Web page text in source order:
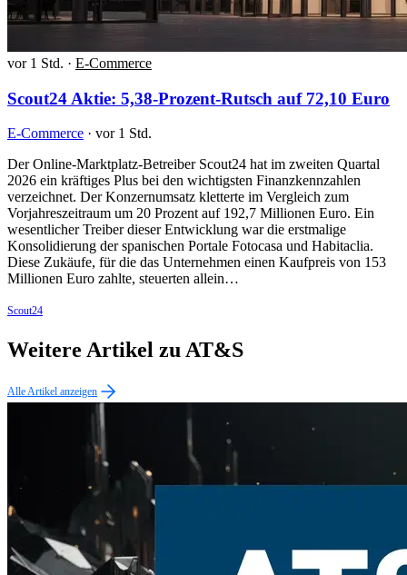
vor 1 Std. · E-Commerce
Scout24 Aktie: 5,38-Prozent-Rutsch auf 72,10 Euro
E-Commerce · vor 1 Std.
Der Online-Marktplatz-Betreiber Scout24 hat im zweiten Quartal
2026 ein kräftiges Plus bei den wichtigsten Finanzkennzahlen
verzeichnet. Der Konzernumsatz kletterte im Vergleich zum
Vorjahreszeitraum um 20 Prozent auf 192,7 Millionen Euro. Ein
wesentlicher Treiber dieser Entwicklung war die erstmalige
Konsolidierung der spanischen Portale Fotocasa und Habitaclia.
Diese Zukäufe, für die das Unternehmen einen Kaufpreis von 153
Millionen Euro zahlte, steuerten allein…
Scout24
Weitere Artikel zu AT&S
Alle Artikel anzeigen